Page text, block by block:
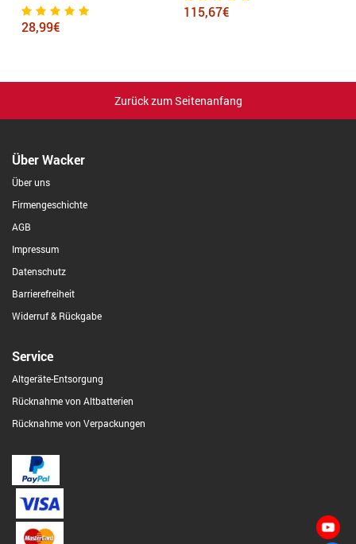
28,99€
115,67€
Zurück zum Seitenanfang
Über Wacker
Über uns
Firmengeschichte
AGB
Impressum
Datenschutz
Barrierefreiheit
Widerruf & Rückgabe
Service
Altgeräte-Entsorgung
Rücknahme von Altbatterien
Rücknahme von Verpackungen